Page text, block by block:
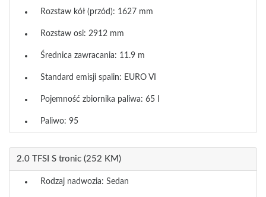
Rozstaw kół (przód): 1627 mm
Rozstaw osi: 2912 mm
Średnica zawracania: 11.9 m
Standard emisji spalin: EURO VI
Pojemność zbiornika paliwa: 65 l
Paliwo: 95
2.0 TFSI S tronic (252 KM)
Rodzaj nadwozia: Sedan